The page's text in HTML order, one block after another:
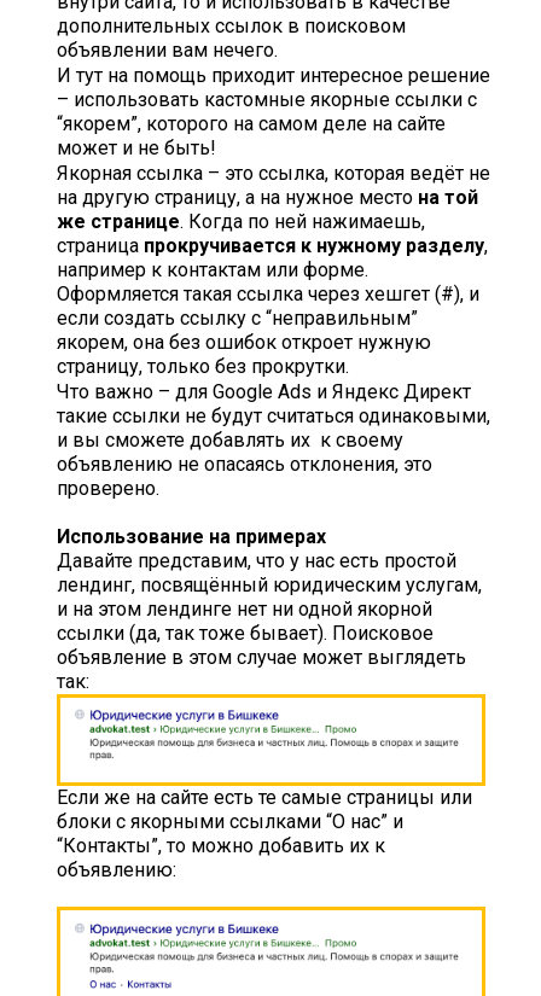
дополнительных ссылок в поисковом
объявлении вам нечего.
И тут на помощь приходит интересное решение
– использовать кастомные якорные ссылки с
“якорем”, которого на самом деле на сайте
может и не быть!
Якорная ссылка – это ссылка, которая ведёт не
на другую страницу, а на нужное место на той
же странице. Когда по ней нажимаешь,
страница прокручивается к нужному разделу,
например к контактам или форме.
Оформляется такая ссылка через хешгет (#), и
если создать ссылку с “неправильным”
якорем, она без ошибок откроет нужную
страницу, только без прокрутки.
Что важно – для Google Ads и Яндекс Директ
такие ссылки не будут считаться одинаковыми,
и вы сможете добавлять их к своему
объявлению не опасаясь отклонения, это
проверено.
Использование на примерах
Давайте представим, что у нас есть простой
лендинг, посвящённый юридическим услугам,
и на этом лендинге нет ни одной якорной
ссылки (да, так тоже бывает). Поисковое
объявление в этом случае может выглядеть
так:
Если же на сайте есть те самые страницы или
блоки с якорными ссылками “О нас” и
“Контакты”, то можно добавить их к
объявлению: